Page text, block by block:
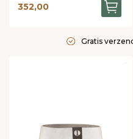
352,00
Gratis